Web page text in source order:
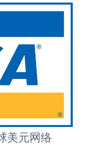
美元网络